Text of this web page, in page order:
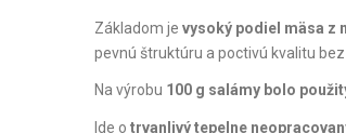
Základom je vysoký podiel mäsa z
pevnú štruktúru a poctivú kvalitu
Na výrobu 100 g salámy bolo
Ide o trvanlivý tepelne